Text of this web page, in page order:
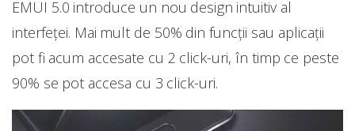
EMUI 5.0 introduce un nou design intuitiv al
interfeței. Mai mult de 50% din funcții sau aplicații
pot fi acum accesate cu 2 click-uri, în timp ce peste
90% se pot accesa cu 3 click-uri.